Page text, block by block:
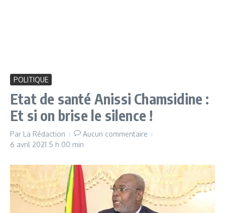
POLITIQUE
Etat de santé Anissi Chamsidine :
Et si on brise le silence !
Par La Rédaction
Aucun commentaire
6 avril 2021 5 h 00 min